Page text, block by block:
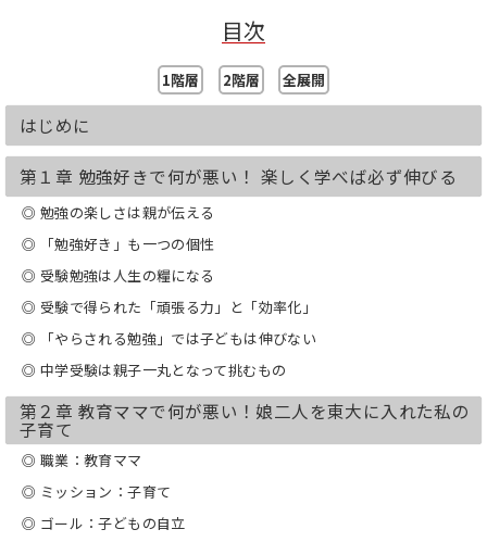
と接し、どんな環境をつくるべきかを具
体的に解き明かす。
目次
1階層 2階層 全展開
はじめに
第１章 勉強好きで何が悪い！ 楽しく学べば必ず伸びる
◎ 勉強の楽しさは親が伝える
◎ 「勉強好き」も一つの個性
◎ 受験勉強は人生の糧になる
◎ 受験で得られた「頑張る力」と「効率化」
◎ 「やらされる勉強」では子どもは伸びない
◎ 中学受験は親子一丸となって挑むもの
第２章 教育ママで何が悪い！娘二人を東大に入れた私の
子育て
◎ 職業：教育ママ
◎ ミッション：子育て
◎ ゴール：子どもの自立